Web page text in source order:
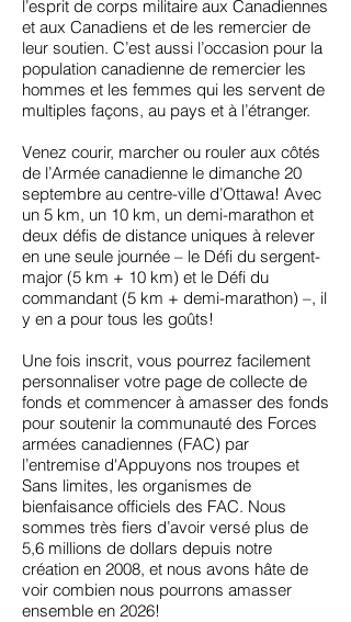
l’esprit de corps militaire aux Canadiennes
et aux Canadiens et de les remercier de
leur soutien. C’est aussi l’occasion pour la
population canadienne de remercier les
hommes et les femmes qui les servent de
multiples façons, au pays et à l’étranger.
Venez courir, marcher ou rouler aux côtés
de l’Armée canadienne le dimanche 20
septembre au centre-ville d’Ottawa! Avec
un 5 km, un 10 km, un demi-marathon et
deux défis de distance uniques à relever
en une seule journée – le Défi du sergent-
major (5 km + 10 km) et le Défi du
commandant (5 km + demi-marathon) –, il
y en a pour tous les goûts!
Une fois inscrit, vous pourrez facilement
personnaliser votre page de collecte de
fonds et commencer à amasser des fonds
pour soutenir la communauté des Forces
armées canadiennes (FAC) par
l’entremise d'Appuyons nos troupes et
Sans limites, les organismes de
bienfaisance officiels des FAC. Nous
sommes très fiers d’avoir versé plus de
5,6 millions de dollars depuis notre
création en 2008, et nous avons hâte de
voir combien nous pourrons amasser
ensemble en 2026!